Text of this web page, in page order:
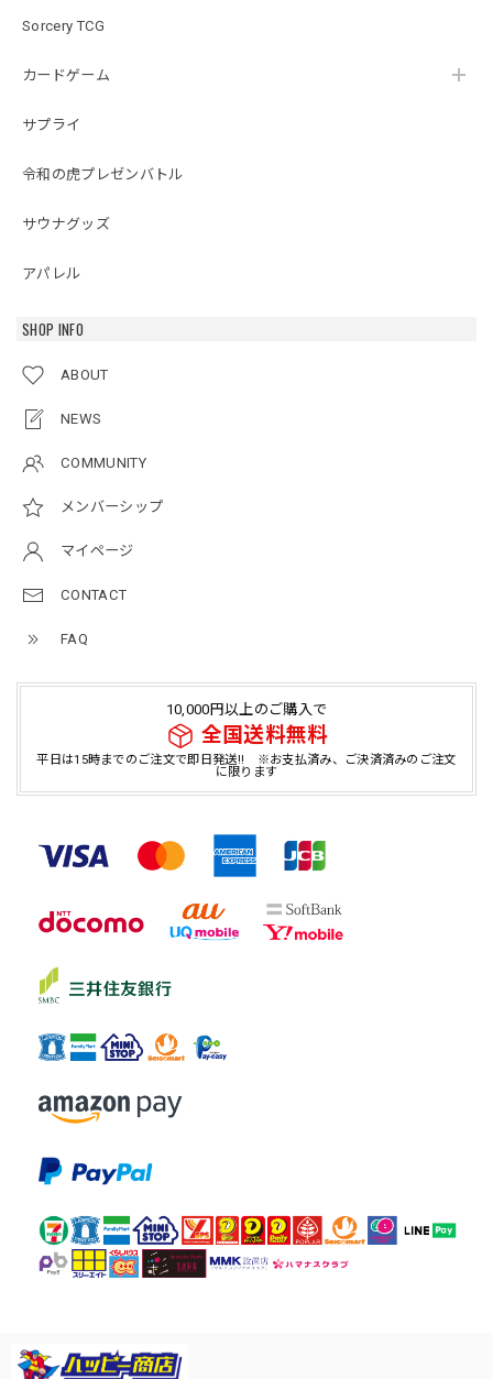
Sorcery TCG
カードゲーム
サプライ
令和の虎プレゼンバトル
サウナグッズ
アパレル
SHOP INFO
ABOUT
NEWS
COMMUNITY
メンバーシップ
マイページ
CONTACT
FAQ
10,000円以上のご購入で
全国送料無料
平日は15時までのご注文で即日発送!! ※お支払済み、ご決済済みのご注文
に限ります